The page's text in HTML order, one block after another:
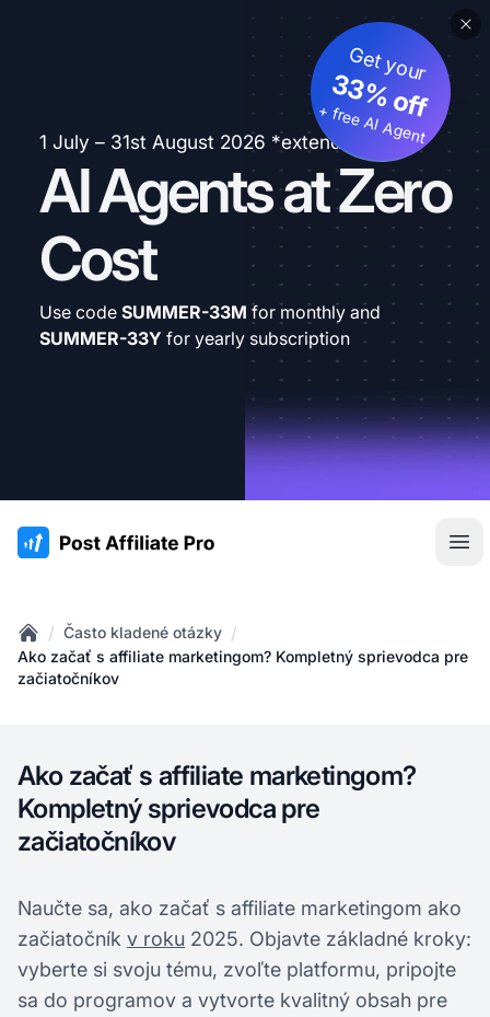
1 July – 31st August 2026 *extended
AI Agents at Zero
Cost
Get your
33% off
+ free AI Agent
Use code SUMMER-33M for monthly and
SUMMER-33Y for yearly subscription
:site.title
Home
/ Často kladené otázky /
Ako začať s affiliate marketingom? Kompletný sprievodca pre
začiatočníkov
Ako začať s affiliate marketingom?
Kompletný sprievodca pre
začiatočníkov
Naučte sa, ako začať s affiliate marketingom ako
začiatočník v roku 2025. Objavte základné kroky:
vyberte si svoju tému, zvoľte platformu, pripojte
sa do programov a vytvorte kvalitný obsah pre